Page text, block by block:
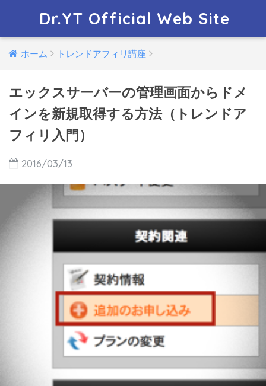
Dr.YT Official Web Site
ホーム トレンドアフィリ講座
エックスサーバーの管理画面からドメ
インを新規取得する方法（トレンドア
フィリ入門）
2016/03/13